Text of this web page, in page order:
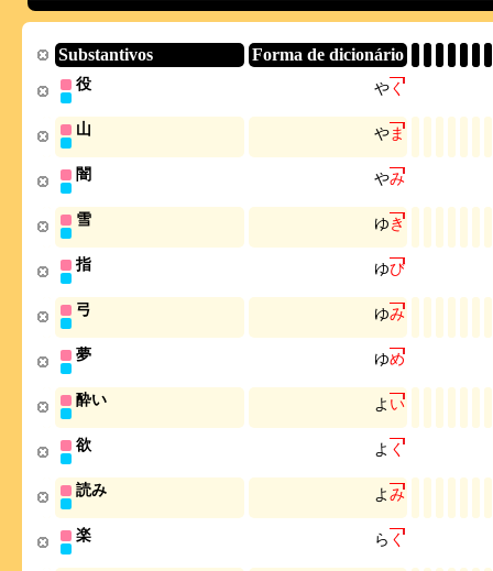
Substantivos Forma de dicionário
役 やく
山 やま
闇 やみ
雪 ゆき
指 ゆび
弓 ゆみ
夢 ゆめ
酔い よ い
欲 よ く
読み よみ
楽 ら く